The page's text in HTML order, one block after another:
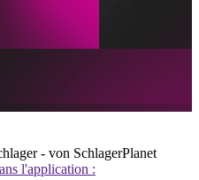
- von SchlagerPlanet
l'application :